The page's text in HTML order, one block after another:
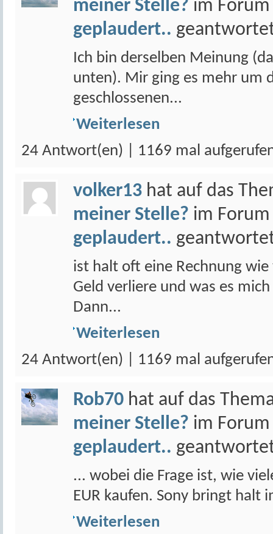
meiner Stelle? im
geplaudert..
Ich bin derselben Meinung
unten). Mir ging es mehr um
geschlossenen...
Weiterlesen
24 Antwort(en) | 1169 mal
volker13 hat auf das
meiner Stelle? im
geplaudert..
ist halt oft eine Rechnung
Geld verliere und was es
Dann...
Weiterlesen
24 Antwort(en) | 1169 mal
Rob70 hat auf das
meiner Stelle? im
geplaudert..
... wobei die Frage ist, wie
EUR kaufen. Sony bringt halt
Weiterlesen